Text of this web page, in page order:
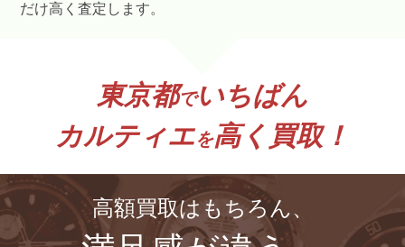
だけ高く査定します。
東京都でいちばん
カルティエを高く買取！
高額買取はもちろん、